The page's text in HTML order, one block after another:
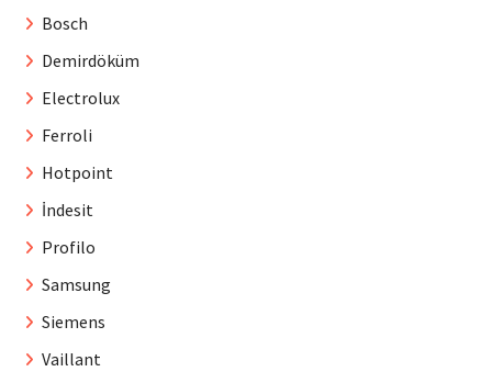
Bosch
Demirdöküm
Electrolux
Ferroli
Hotpoint
İndesit
Profilo
Samsung
Siemens
Vaillant